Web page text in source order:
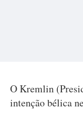
O Kremlin
intenção bélica